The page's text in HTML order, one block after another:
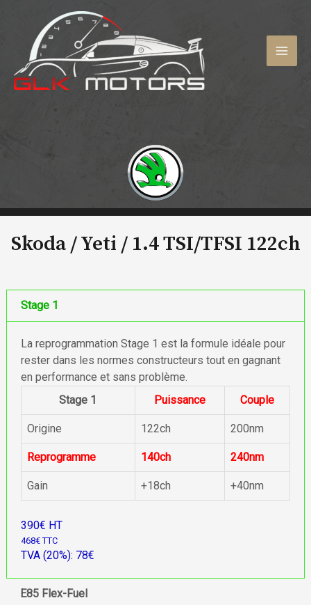
contenu
Skoda / Yeti / 1.4 TSI/TFSI 122ch
Stage 1
La reprogrammation Stage 1 est la formule idéale pour
rester dans les normes constructeurs tout en gagnant
en performance et sans problème.
Stage 1
Puissance Couple
Origine 122ch 200nm
Reprogramme 140ch 240nm
Gain +18ch +40nm
390€ HT
468€ TTC
TVA (20%): 78€
E85 Flex-Fuel